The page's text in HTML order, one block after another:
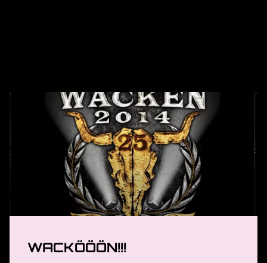
WACKÖÖÖN!!!